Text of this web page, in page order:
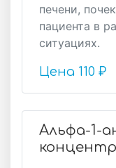
печени,
пациента в
ситуациях.
Цена 110 ₽
Альфа-1-